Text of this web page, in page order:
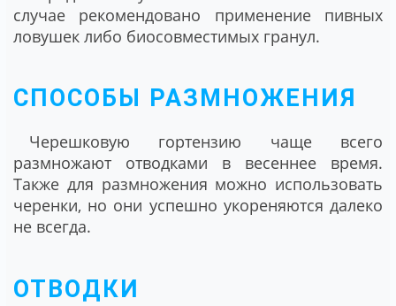
случае рекомендовано применение пивных
ловушек либо биосовместимых гранул.
СПОСОБЫ РАЗМНОЖЕНИЯ
Черешковую гортензию чаще всего
размножают отводками в весеннее время.
Также для размножения можно использовать
черенки, но они успешно укореняются далеко
не всегда.
ОТВОДКИ